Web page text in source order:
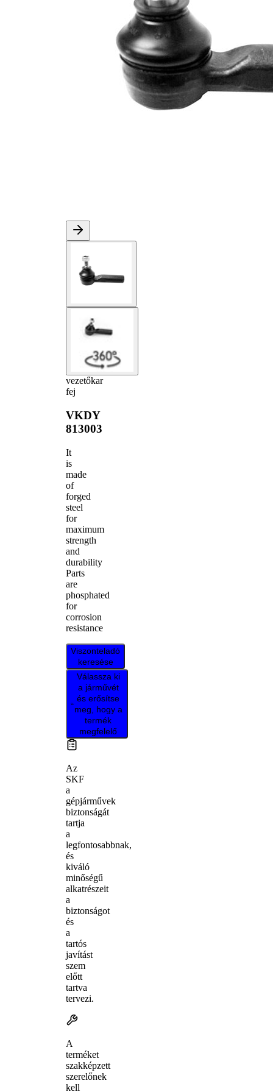
vezetőkar
fej
VKDY
813003
It
is
made
of
forged
steel
for
maximum
strength
and
durability
Parts
are
phosphated
for
corrosion
resistance
Viszonteladó
keresése
Válassza ki
a járművét
és erősítse
meg, hogy a
termék
megfelelő
Az
SKF
a
gépjárművek
biztonságát
tartja
a
legfontosabbnak,
és
kiváló
minőségű
alkatrészeit
a
biztonságot
és
a
tartós
javítást
szem
előtt
tartva
tervezi.
A
terméket
szakképzett
szerelőnek
kell